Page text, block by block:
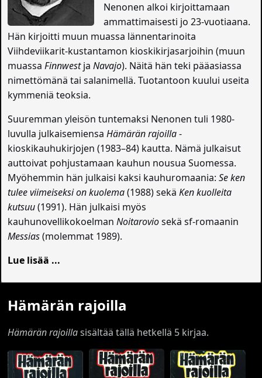
Nenonen alkoi kirjoittamaan
ammattimaisesti jo 23-vuotiaana.
Hän kirjoitti muun muassa lännentarinoita
Viihdeviikarit-kustantamon kioskikirjasarjoihin (muun
muassaFinnwestjaNavajo). Näitä hän teki pääasiassa
nimettömänä tai salanimellä. Tuotantoon kuului useita
kymmeniä teoksia.
Suuremman yleisön tuntemaksi Nenonen tuli 1980-
luvulla julkaisemiensaHämärän rajoilla-
kioskikauhukirjojen (1983–84) kautta. Nämä julkaisut
auttoivat pohjustamaan kauhun nousua Suomessa.
Myöhemmin hän julkaisi kaksi kauhuromaania:Se ken
tulee viimeiseksi on kuolema(1988) sekäKen kuolleita
kutsuu(1991). Hän julkaisi myös
kauhunovellikokoelmanNoitaroviosekä sf-romaanin
Messias(molemmat 1989).
Lue lisää ...
Hämärän rajoilla
Hämärän rajoillasisältää tällä hetkellä 5 kirjaa.